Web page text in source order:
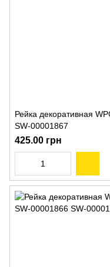
Рейка декоративная
SW-00001867
425.00 грн